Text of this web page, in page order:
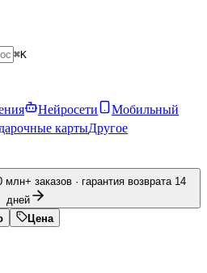
⌘K
Нейросети
Мобильный
картыДругое
млн+ заказов · гарантия возврата 14
дней
Цена